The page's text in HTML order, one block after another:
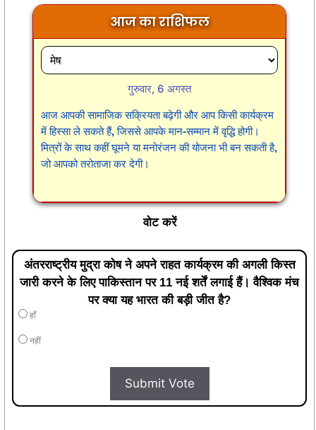
आज का राशिफल
गुरुवार, 6 अगस्त
आज आपकी सामाजिक सक्रियता बढ़ेगी और आप किसी कार्यक्रम
में हिस्सा ले सकते हैं, जिससे आपके मान-सम्मान में वृद्धि होगी।
मित्रों के साथ कहीं घूमने या मनोरंजन की योजना भी बन सकती है,
जो आपको तरोताजा कर देगी।
वोट करें
अंतरराष्ट्रीय मुद्रा कोष ने अपने राहत कार्यक्रम की अगली किस्त
जारी करने के लिए पाकिस्तान पर 11 नई शर्तें लगाई हैं। वैश्विक मंच
पर क्या यह भारत की बड़ी जीत है?
हाँ
नहीं
Submit Vote